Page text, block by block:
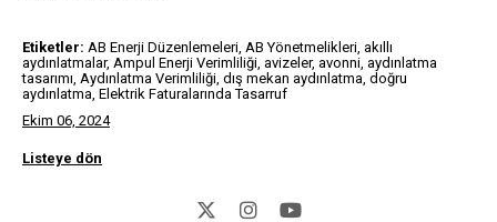
Etiketler: AB Enerji Düzenlemeleri, AB Yönetmelikleri, akıllı
aydınlatmalar, Ampul Enerji Verimliliği, avizeler, avonni, aydınlatma
tasarımı, Aydınlatma Verimliliği, dış mekan aydınlatma, doğru
aydınlatma, Elektrik Faturalarında Tasarruf
Ekim 06, 2024
Listeye dön